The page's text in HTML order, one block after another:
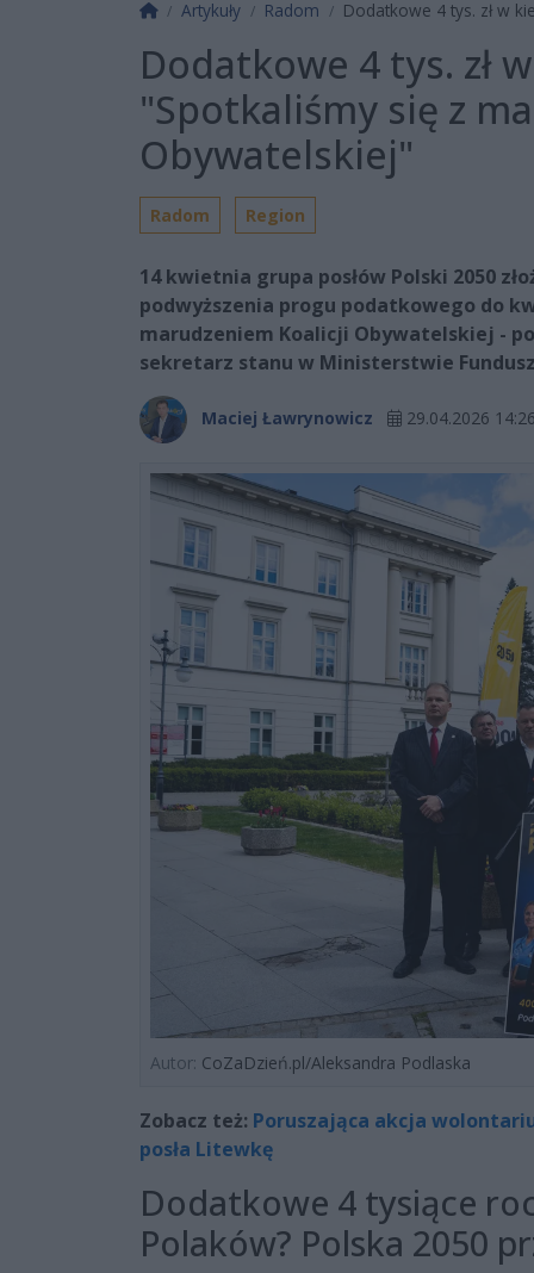
Strona główna
Artykuły Radom Dodatkowe 4 tys. zł w
Dodatkowe 4 tys. zł
"Spotkaliśmy się z
Obywatelskiej"
Radom Region
14 kwietnia grupa posłów Polski 2050
podwyższenia progu podatkowego do
marudzeniem Koalicji Obywatelskiej -
sekretarz stanu w Ministerstwie
Maciej Ławrynowicz 29.04.2026 14:26
Autor: CoZaDzień.pl/Aleksandra Podlaska
Zobacz też: Poruszająca akcja
posła Litewkę
Dodatkowe 4 tysiące
Polaków? Polska 2050